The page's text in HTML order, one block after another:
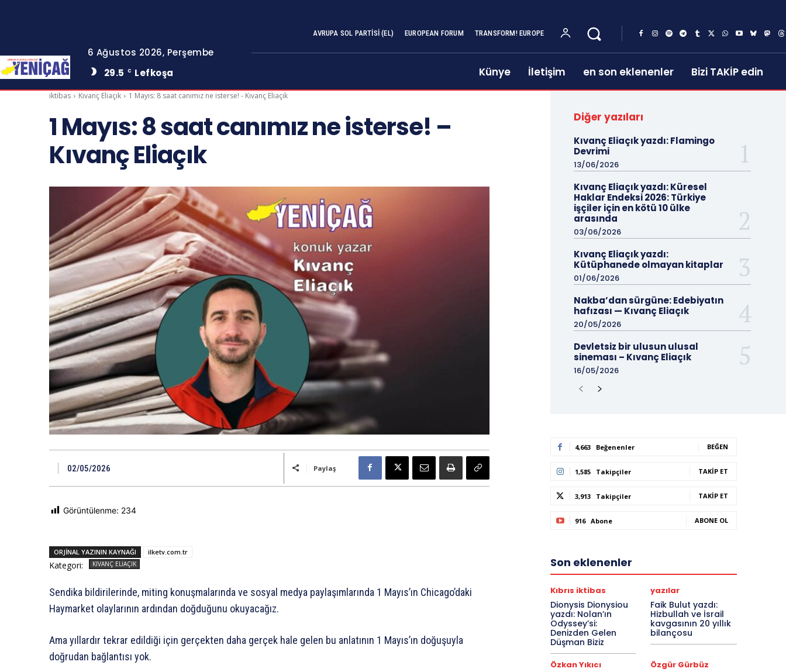
6 Ağustos 2026, Perşembe
29.5
C Lefkoşa
AVRUPA SOL PARTISI (EL) EUROPEAN FORUM TRANSFORM! EUROPE
Künye İletişim en son eklenenler Bizi TAKİP edin
iktibas Kıvanç Eliaçık 1 Mayıs: 8 saat canımız ne isterse! - Kıvanç Eliaçık
1 Mayıs: 8 saat canımız ne isterse! –
Kıvanç Eliaçık
02/05/2026 Paylaş
Görüntülenme: 234
ORJINAL YAZININ KAYNAĞI ilketv.com.tr
Kategori: KIVANÇ ELIAÇIK
Sendika bildirilerinde, miting konuşmalarında ve sosyal medya paylaşımlarında 1 Mayıs’ın Chicago’daki
Haymarket olaylarının ardından doğduğunu okuyacağız.
Ama yıllardır tekrar edildiği için gerçekten daha gerçek hale gelen bu anlatının 1 Mayıs’ın doğuşuyla
doğrudan bağlantısı yok.
Diğer yazıları
Kıvanç Eliaçık yazdı: Flamingo
Devrimi
13/06/2026
Kıvanç Eliaçık yazdı: Küresel
Haklar Endeksi 2026: Türkiye
işçiler için en kötü 10 ülke
arasında
03/06/2026
Kıvanç Eliaçık yazdı:
Kütüphanede olmayan kitaplar
01/06/2026
Nakba’dan sürgüne: Edebiyatın
hafızası — Kıvanç Eliaçık
20/05/2026
Devletsiz bir ulusun ulusal
sineması – Kıvanç Eliaçık
16/05/2026
4,663 Beğenenler BEĞEN
1,585 Takipçiler TAKIP ET
3,913 Takipçiler TAKIP ET
916 Abone ABONE OL
Son eklenenler
Kıbrıs iktibas
Dionysis Dionysiou
yazdı: Nolan’ın
Odyssey’si:
Denizden Gelen
Düşman Biziz
yazılar
Faik Bulut yazdı:
Hizbullah ve İsrail
kavgasının 20 yıllık
bilançosu
Özkan Yıkıcı Özgür Gürbüz